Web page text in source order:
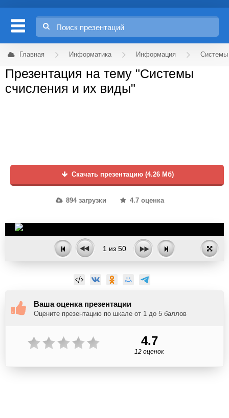
Главная Информатика Информация Системы
Презентация на тему "Системы
счисления и их виды"
Скачать презентацию (4.26 Мб)
894 загрузки 4.7 оценка
1 из 50
Ваша оценка презентации
Оцените презентацию по шкале от 1 до 5 баллов
4.7
12 оценок